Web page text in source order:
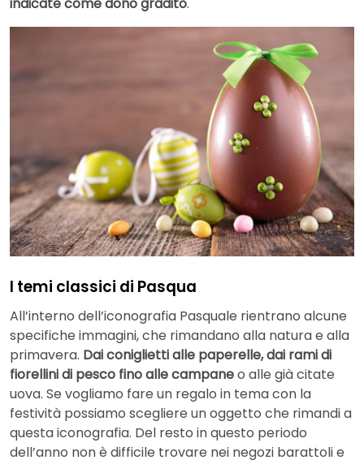
indicate come dono gradito.
I temi classici di Pasqua
All’interno dell’iconografia Pasquale rientrano alcune
specifiche immagini, che rimandano alla natura e alla
primavera. Dai coniglietti alle paperelle, dai rami di
fiorellini di pesco fino alle campaneo alle già citate
uova. Se vogliamo fare un regalo in tema con la
festività possiamo scegliere un oggetto che rimandi a
questa iconografia. Del resto in questo periodo
dell’anno non è difficile trovare nei negozi barattoli e